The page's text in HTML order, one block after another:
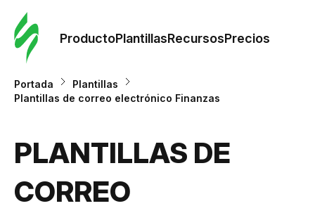
ProductoPlantillasRecursosPrecios
Portada
Plantillas
Plantillas de correo electrónico Finanzas
PLANTILLAS DE
CORREO